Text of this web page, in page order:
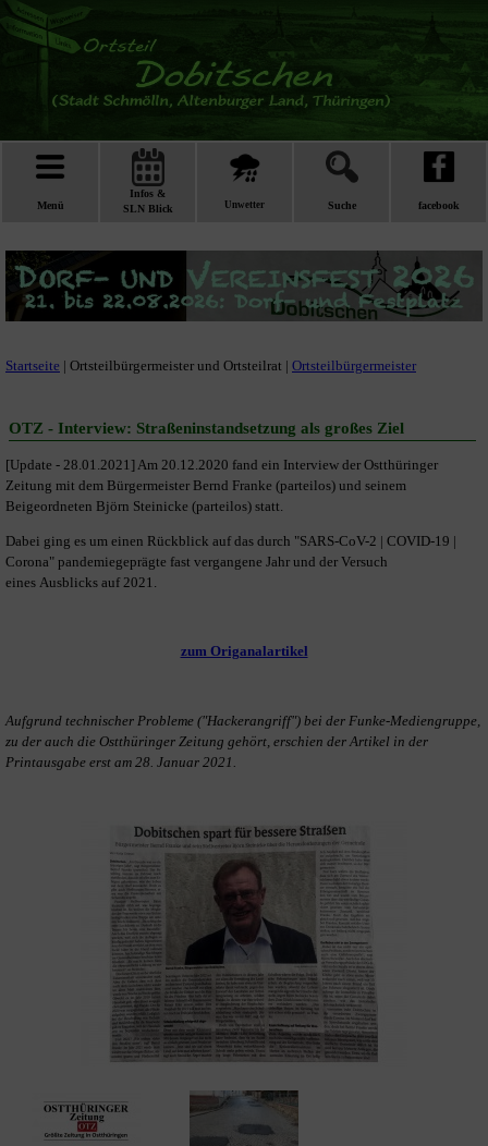
Menü
Infos &
SLN Blick
Unwetter Suche facebook
Startseite | Ortsteilbürgermeister und Ortsteilrat | Ortsteilbürgermeister
OTZ - Interview: Straßeninstandsetzung als großes Ziel
[Update - 28.01.2021] Am 20.12.2020 fand ein Interview der Ostthüringer
Zeitung mit dem Bürgermeister Bernd Franke (parteilos) und seinem
Beigeordneten Björn Steinicke (parteilos) statt.
Dabei ging es um einen Rückblick auf das durch "SARS-CoV-2 | COVID-19 |
Corona" pandemiegeprägte fast vergangene Jahr und der Versuch
eines Ausblicks auf 2021.
zum Origanalartikel
Aufgrund technischer Probleme ("Hackerangriff") bei der Funke-Mediengruppe,
zu der auch die Ostthüringer Zeitung gehört, erschien der Artikel in der
Printausgabe erst am 28. Januar 2021.